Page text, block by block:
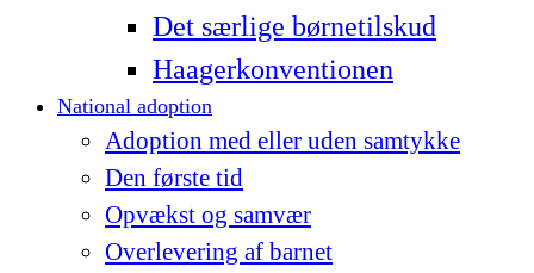
Det særlige børnetilskud
Haagerkonventionen
National adoption
Adoption med eller uden samtykke
Den første tid
Opvækst og samvær
Overlevering af barnet